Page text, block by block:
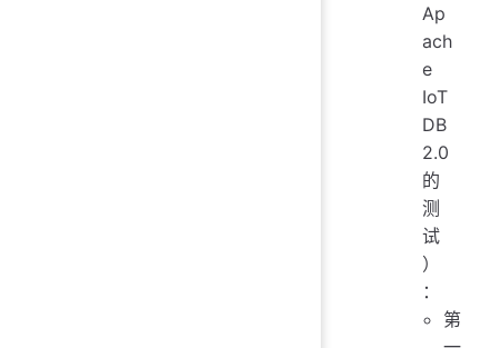
Ap
ach
e
IoT
DB
2.0
的
测
试
）
：
第